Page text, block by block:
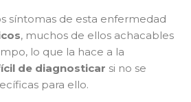
síntomas de esta enfermedad
, muchos de ellos achacables
lo que la hace a la
de diagnosticar si no se
para ello.